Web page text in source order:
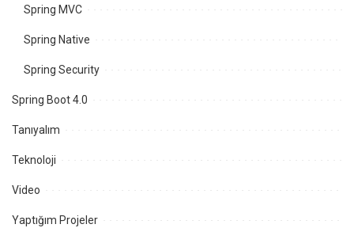
Spring MVC
Spring Native
Spring Security
Spring Boot 4.0
Tanıyalım
Teknoloji
Video
Yaptığım Projeler